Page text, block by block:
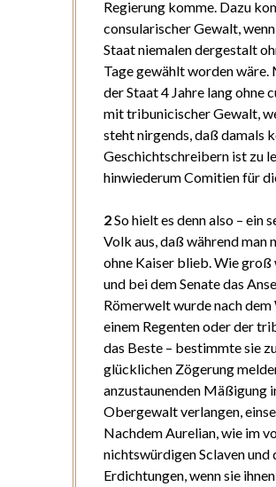
Regierung komme. Dazu
consularischer Gewalt,
Staat niemalen dergestalt
Tage gewählt worden wäre.
der Staat 4 Jahre lang ohne
mit tribunicischer Gewalt,
steht nirgends, daß damals
Geschichtschreibern ist zu
hinwiederum Comitien für
2So hielt es denn also – ein
Volk aus, daß während man
ohne Kaiser blieb. Wie groß
und bei dem Senate das
Römerwelt wurde nach
einem Regenten oder der
das Beste – bestimmte sie
glücklichen Zögerung
anzustaunenden Mäßigung
Obergewalt verlangen,
Nachdem Aurelian, wie im
nichtswürdigen Sclaven
Erdichtungen, wenn sie